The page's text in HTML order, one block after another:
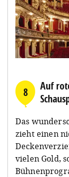
8
Auf
Das
zieht einen
vielen Gold,